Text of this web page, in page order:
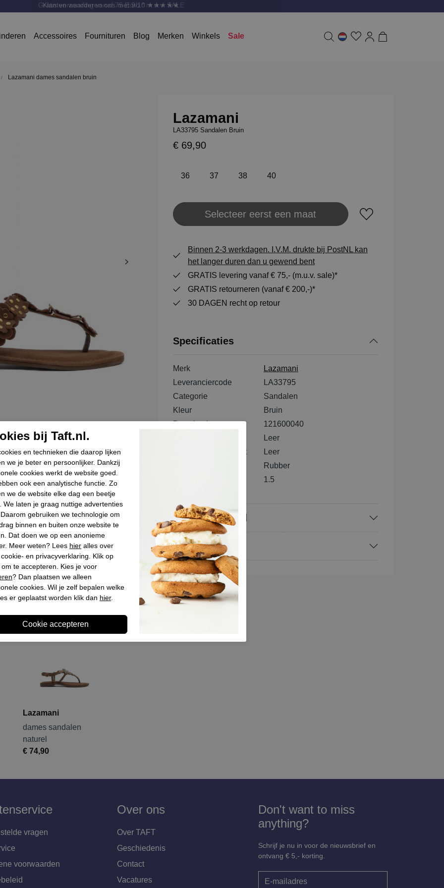
Gratis verzending vanaf 75 Euro * m.u.v. SALE
Accessoires Fournituren Blog Merken Winkels Sale
Lazamani dames sandalen bruin
Lazamani
LA33795 Sandalen Bruin
€ 69,90
36 37 38 40
Plaats in winkeltas
Selecteer eerst een maat
Binnen 2-3 werkdagen. I.V.M. drukte bij PostNL kan
het langer duren dan u gewend bent
GRATIS levering vanaf € 75,- (m.u.v. sale)*
GRATIS retourneren (vanaf € 200,-)*
30 DAGEN recht op retour
Specificaties
Merk
Lazamani
Leveranciercode
LA33795
Categorie
Sandalen
Kleur
Bruin
Bestelcode
121600040
Leer
Materiaal binnenkant
Leer
Rubber
1.5
Winkelvoorraad
Omschrijving
Lazamani
dames sandalen
naturel
€ 74,90
Laatst bekeken
vragen
voorwaarden
Over ons
Over TAFT
Geschiedenis
Contact
Vacatures
Don't want to miss
anything?
Schrijf je nu in voor de nieuwsbrief en
ontvang € 5,- korting.
bij Taft.nl.
en technieken die daarop lijken
we je beter en persoonlijker. Dankzij
cookies werkt de website goed.
ook een analytische functie. Zo
we de website elke dag een beetje
We laten je graag nuttige advertenties
gebruiken we technologie om
binnen en buiten onze website te
Dat doen we op een anonieme
Meer weten? Lees hier alles over
en privacyverklaring. Klik op
te accepteren. Kies je voor
? Dan plaatsen we alleen
cookies. Wil je zelf bepalen welke
er geplaatst worden klik dan hier.